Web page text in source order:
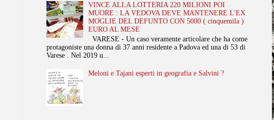
VINCE ALLA LOTTERIA 220 MILIONI POI
MUORE : LA VEDOVA DEVE MANTENERE L'EX
MOGLIE DEL DEFUNTO CON 5000 ( cinquemila )
EURO AL MESE
VARESE - Un caso veramente articolare che ha come
protagoniste una donna di 37 anni residente a Padova ed una di 53 di
Varese . Nel 2019 u...
Meloni e Tajani esperti in geografia e Salvini ?